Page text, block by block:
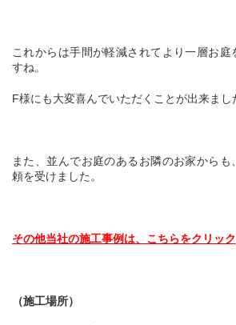
これからは手間が軽減されてより一層お庭
すね。
F様にも大変喜んでいただくことが出来まし
また、並んでお庭のあるお隣のお家から
頼を受けました。
その他当社の施工事例は、こちらをクリック
（施工場所）